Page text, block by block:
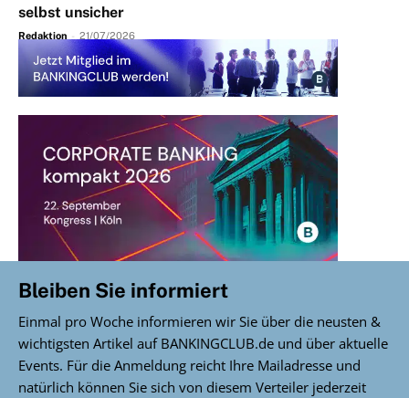
selbst unsicher
Redaktion - 21/07/2026
Bleiben Sie informiert
Einmal pro Woche informieren wir Sie über die neusten &
wichtigsten Artikel auf BANKINGCLUB.de und über aktuelle
Events. Für die Anmeldung reicht Ihre Mailadresse und
natürlich können Sie sich von diesem Verteiler jederzeit